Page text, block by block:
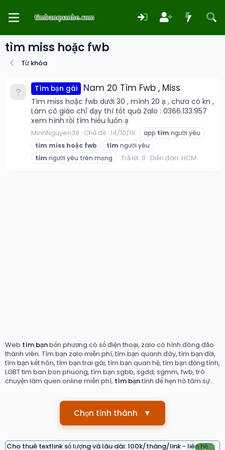
tìm miss hoặc fwb
Từ khóa
Tìm bạn gái Nam 20 Tìm Fwb , Miss
Tìm miss hoặc fwb dưới 30 , mình 20 ạ , chưa có kn ,
Làm cô giáo chỉ dạy thì tốt quá Zalo : 0366.133.957
xem hình rồi tìm hiểu luôn ạ
MinhNguyen39 Chủ đề 14/10/19 app tìm người yêu
tìm miss hoặc fwb tìm người yêu
tìm người yêu trên mạng Trả lời: 0 Diễn đàn: HCM
Web tìm bạnbốn phương có số điện thoại, zalo có hình đông đảo
thành viên. Tìm bạn zalo miễn phí, tìm bạn quanh đây, tìm bạn đời,
tìm bạn kết hôn, tìm bạn trai gái, tìm bạn quan hệ, tìm bạn đồng tính,
LGBT tim ban bon phuong, tìm bạn sgbb, sgdd, sgmm, fwb, trò
chuyện làm quen online miễn phí, tìm bạntình để hẹn hò tâm sự...
Chọn tỉnh thành ▼
Cho thuê textlink số lượng và lâu dài: 100k/tháng/link - liên hệ